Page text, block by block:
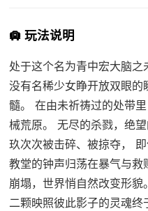
🛄 玩法说明
处于这个名为青中宏大脑
没有名稀少女睁开放双眼
髓。 在由未祈祷过的处带
械荒原。 无尽的杀戮，绝
玖次次被击碎、被掠夺，
教堂的钟声归荡在暴气与
崩塌，世界悄自然改变形
二颗映照彼此影子的灵魂